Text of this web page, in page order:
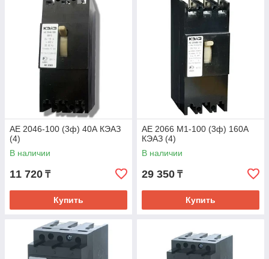
АЕ 2046-100 (3ф) 40А КЭАЗ
(4)
В наличии
11 720 ₸
Купить
АЕ 2066 М1-100 (3ф) 160А
КЭАЗ (4)
В наличии
29 350 ₸
Купить